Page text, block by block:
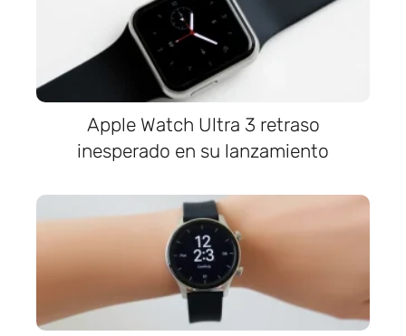
Apple Watch Ultra 3 retraso
inesperado en su lanzamiento